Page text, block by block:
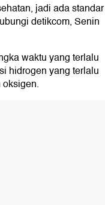
jadi ada standar
detikcom, Senin
waktu yang terlalu
hidrogen yang terlalu